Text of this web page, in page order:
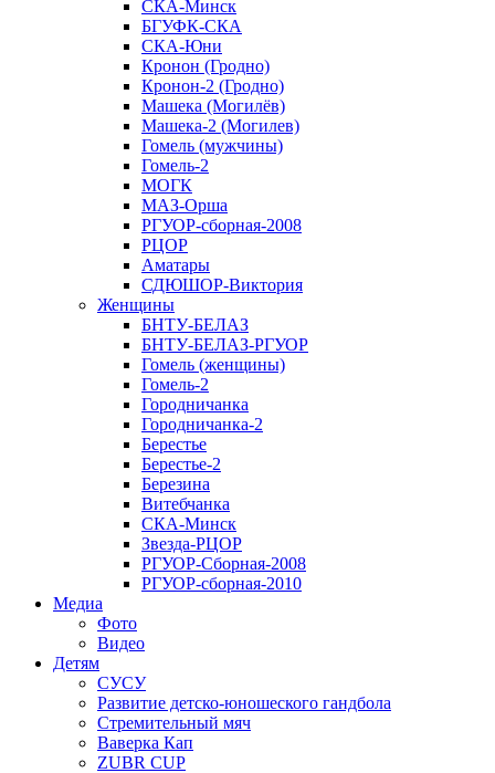
СКА-Минск
БГУФК-СКА
СКА-Юни
Кронон (Гродно)
Кронон-2 (Гродно)
Машека (Могилёв)
Машека-2 (Могилев)
Гомель (мужчины)
Гомель-2
МОГК
МАЗ-Орша
РГУОР-сборная-2008
РЦОР
Аматары
СДЮШОР-Виктория
Женщины
БНТУ-БЕЛАЗ
БНТУ-БЕЛАЗ-РГУОР
Гомель (женщины)
Гомель-2
Городничанка
Городничанка-2
Берестье
Берестье-2
Березина
Витебчанка
СКА-Минск
Звезда-РЦОР
РГУОР-Сборная-2008
РГУОР-сборная-2010
Медиа
Фото
Видео
Детям
СУСУ
Развитие детско-юношеского гандбола
Стремительный мяч
Ваверка Кап
ZUBR CUP